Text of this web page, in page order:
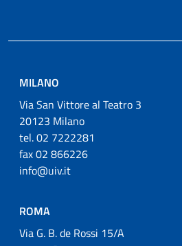
MILANO
Via San Vittore al Teatro 3
20123 Milano
tel. 02 7222281
fax 02 866226
info@uiv.it
ROMA
Via G. B. de Rossi 15/A